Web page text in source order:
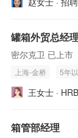
罐箱外贸总经理
密尔克卫 已上市
上海-金桥 5年
王女士 ·
箱管部经理